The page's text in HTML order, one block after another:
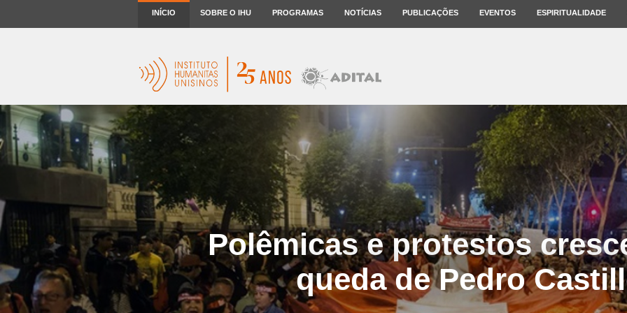
INÍCIO SOBRE O IHU PROGRAMAS NOTÍCIAS PUBLICAÇÕES EVENTOS ESPIRITUALIDADE
Polêmicas e protestos
queda de Pedro